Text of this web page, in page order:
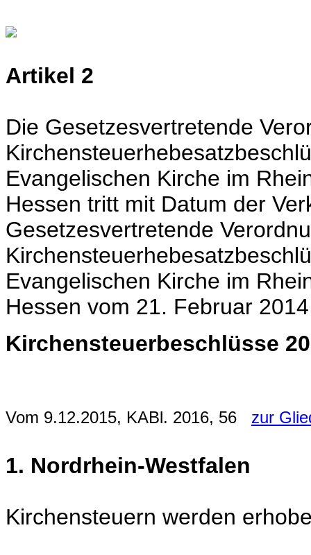
Artikel 2
Die Gesetzesvertretende
Evangelischen Kirche im
Hessen tritt mit Datum der
Gesetzesvertretende
Evangelischen Kirche im
Hessen vom 21. Februar
Kirchensteuerbeschlüsse
Vom 9.12.2015, KABl. 2016, 56 zur
1. Nordrhein-Westfalen
Kirchensteuern werden